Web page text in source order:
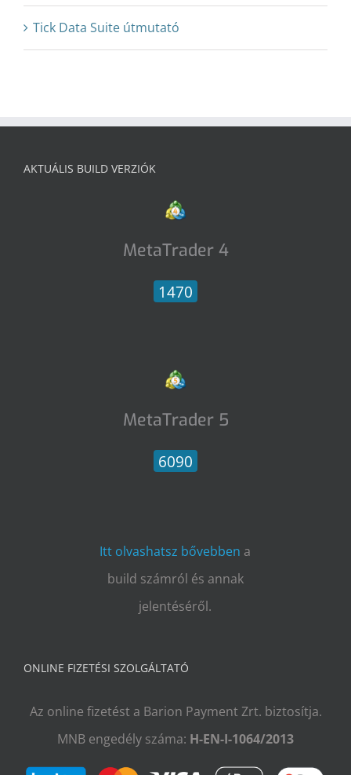
Tick Data Suite útmutató
AKTUÁLIS BUILD VERZIÓK
MetaTrader 4
1470
MetaTrader 5
6090
Itt olvashatsz bővebben a
build számról és annak
jelentéséről.
ONLINE FIZETÉSI SZOLGÁLTATÓ
Az online fizetést a Barion Payment Zrt. biztosítja.
MNB engedély száma: H-EN-I-1064/2013